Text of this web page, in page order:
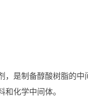
，是制备醇酸树脂的中
和化学中间体。